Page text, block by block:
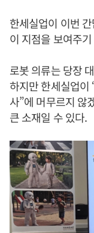
한세실업이 이번
이 지점을 보여주
로봇 의류는 당장
하지만 한세실업이
사”에 머무르지 않
큰 소재일 수 있다.